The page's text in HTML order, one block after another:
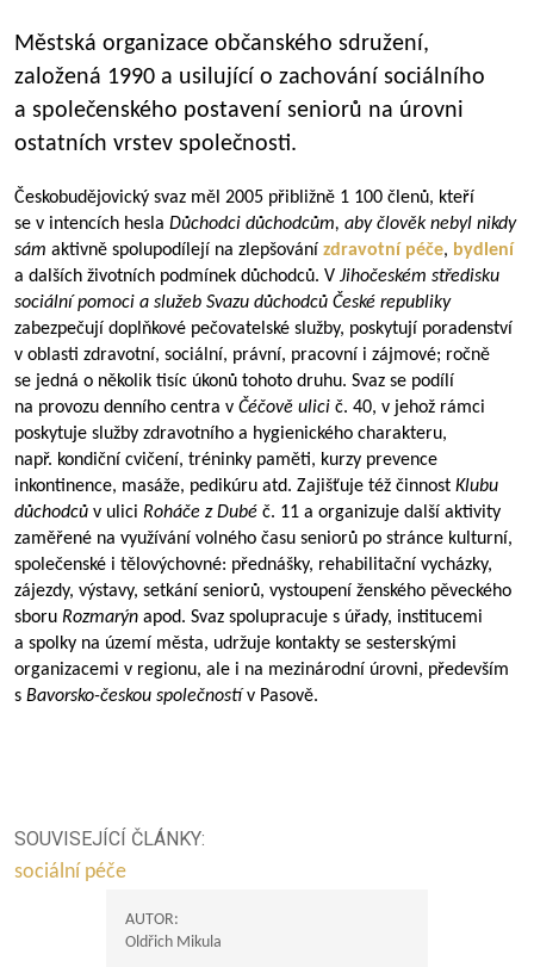
Městská organizace občanského sdružení,
založená 1990 a usilující o zachování sociálního
a společenského postavení seniorů na úrovni
ostatních vrstev společnosti.
Českobudějovický svaz měl 2005 přibližně 1 100 členů, kteří
se v intencích hesla Důchodci důchodcům, aby člověk nebyl nikdy
sám aktivně spolupodílejí na zlepšování zdravotní péče, bydlení
a dalších životních podmínek důchodců. V Jihočeském středisku
sociální pomoci a služeb Svazu důchodců České republiky
zabezpečují doplňkové pečovatelské služby, poskytují poradenství
v oblasti zdravotní, sociální, právní, pracovní i zájmové; ročně
se jedná o několik tisíc úkonů tohoto druhu. Svaz se podílí
na provozu denního centra v Čéčově ulici č. 40, v jehož rámci
poskytuje služby zdravotního a hygienického charakteru,
např. kondiční cvičení, tréninky paměti, kurzy prevence
inkontinence, masáže, pedikúru atd. Zajišťuje též činnost Klubu
důchodců v ulici Roháče z Dubé č. 11 a organizuje další aktivity
zaměřené na využívání volného času seniorů po stránce kulturní,
společenské i tělovýchovné: přednášky, rehabilitační vycházky,
zájezdy, výstavy, setkání seniorů, vystoupení ženského pěveckého
sboru Rozmarýn apod. Svaz spolupracuje s úřady, institucemi
a spolky na území města, udržuje kontakty se sesterskými
organizacemi v regionu, ale i na mezinárodní úrovni, především
s Bavorsko-českou společností v Pasově.
SOUVISEJÍCÍ ČLÁNKY:
sociální péče
AUTOR:
Oldřich Mikula